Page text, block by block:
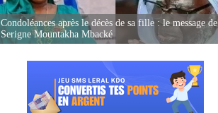
Condoléances après le décès de sa fille : le message de
Serigne Mountakha Mbacké